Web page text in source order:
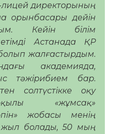
директорының
орынбасары дейін
Кейін білім
Астанада ҚР
жалғастырдым.
академияда,
тәжірибием бар.
солтүстікке оқу
«жұмсақ»
жобасы менің
болады, 50 мың